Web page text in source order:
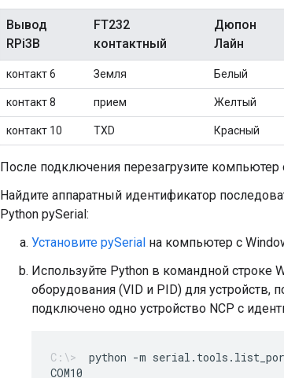
Вывод
RPi3B
FT232
контактный
Дюпон
Лайн
контакт 6 Земля Белый
контакт 8 прием Желтый
контакт 10 TXD Красный
После подключения перезагрузите компьютер
Найдите аппаратный идентификатор
Python pySerial:
Установите pySerial на компьютер с
Используйте Python в командной строке
оборудования (VID и PID) для
подключено одно устройство NCP с
python -m